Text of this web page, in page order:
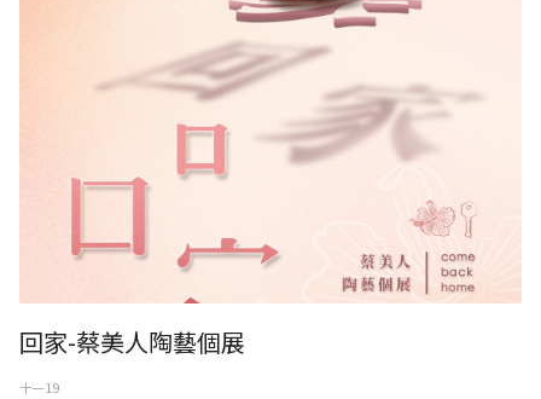
回家-蔡美人陶藝個展
十一 19